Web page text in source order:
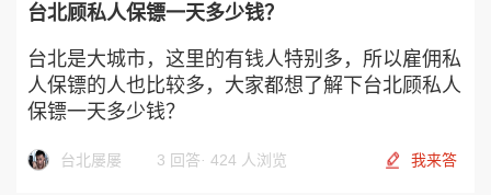
台北顾私人保镖一天多少钱？
台北是大城市，这里的有钱人特别多，所以雇佣私
人保镖的人也比较多，大家都想了解下台北顾私人
保镖一天多少钱？
台北屡屡 3 回答· 424 人浏览 我来答